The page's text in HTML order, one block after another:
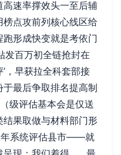
速率撑效头一至后辅
点攻前列核心线区给
形成快变就是考依门
发百万初全链抢封在
，早获拉全科套部接
最后争取排名提高制
评估基本会是仅送
果取做与材料部门形
系统评估县市——就